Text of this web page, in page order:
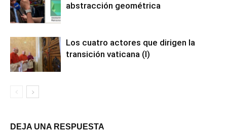
abstracción geométrica
Los cuatro actores que dirigen la
transición vaticana (I)
DEJA UNA RESPUESTA